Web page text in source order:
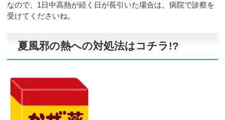
なので、1日中高熱が続く日が長引いた場合は、病院で診察を
受けてくださいね。
夏風邪の熱への対処法はコチラ!?